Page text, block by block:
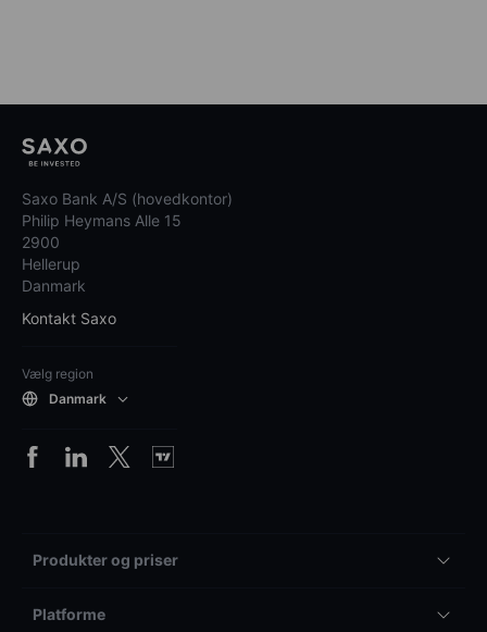
Saxo Bank A/S (hovedkontor)
Philip Heymans Alle 15
2900
Hellerup
Danmark
Kontakt Saxo
Vælg region
Danmark
Produkter og priser
Platforme